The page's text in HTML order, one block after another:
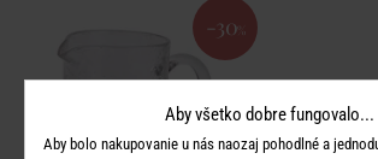
-30 %
Aby všetko dobre fungovalo...
Aby bolo nakupovanie u nás naozaj pohodlné a